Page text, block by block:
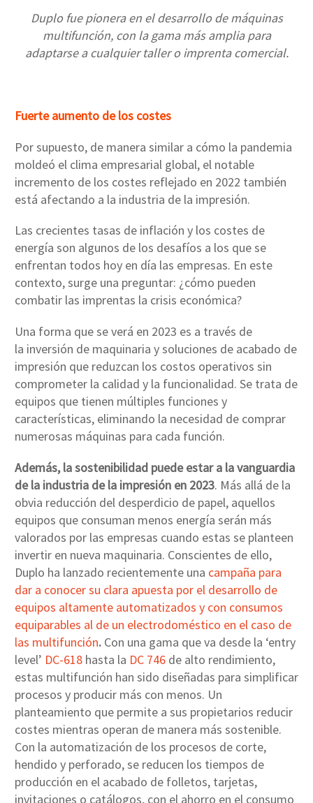
Duplo fue pionera en el desarrollo de máquinas
multifunción, con la gama más amplia para
adaptarse a cualquier taller o imprenta comercial.
Fuerte aumento de los costes
Por supuesto, de manera similar a cómo la pandemia
moldeó el clima empresarial global, el notable
incremento de los costes reflejado en 2022 también
está afectando a la industria de la impresión.
Las crecientes tasas de inflación y los costes de
energía son algunos de los desafíos a los que se
enfrentan todos hoy en día las empresas. En este
contexto, surge una preguntar: ¿cómo pueden
combatir las imprentas la crisis económica?
Una forma que se verá en 2023 es a través de
la inversión de maquinaria y soluciones de acabado de
impresión que reduzcan los costos operativos sin
comprometer la calidad y la funcionalidad. Se trata de
equipos que tienen múltiples funciones y
características, eliminando la necesidad de comprar
numerosas máquinas para cada función.
Además, la sostenibilidad puede estar a la vanguardia
de la industria de la impresión en 2023. Más allá de la
obvia reducción del desperdicio de papel, aquellos
equipos que consuman menos energía serán más
valorados por las empresas cuando estas se planteen
invertir en nueva maquinaria. Conscientes de ello,
Duplo ha lanzado recientemente una campaña para
dar a conocer su clara apuesta por el desarrollo de
equipos altamente automatizados y con consumos
equiparables al de un electrodoméstico en el caso de
las multifunción. Con una gama que va desde la ‘entry
level’ DC-618 hasta la DC 746 de alto rendimiento,
estas multifunción han sido diseñadas para simplificar
procesos y producir más con menos. Un
planteamiento que permite a sus propietarios reducir
costes mientras operan de manera más sostenible.
Con la automatización de los procesos de corte,
hendido y perforado, se reducen los tiempos de
producción en el acabado de folletos, tarjetas,
invitaciones o catálogos, con el ahorro en el consumo